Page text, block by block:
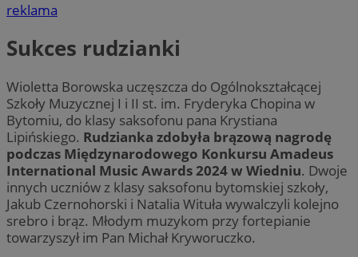
reklama
Sukces rudzianki
Wioletta Borowska uczęszcza do Ogólnokształcącej
Szkoły Muzycznej I i II st. im. Fryderyka Chopina w
Bytomiu, do klasy saksofonu pana Krystiana
Lipińskiego. Rudzianka zdobyła brązową nagrodę
podczas Międzynarodowego Konkursu Amadeus
International Music Awards 2024 w Wiedniu. Dwoje
innych uczniów z klasy saksofonu bytomskiej szkoły,
Jakub Czernohorski i Natalia Wituła wywalczyli kolejno
srebro i brąz. Młodym muzykom przy fortepianie
towarzyszył im Pan Michał Kryworuczko.